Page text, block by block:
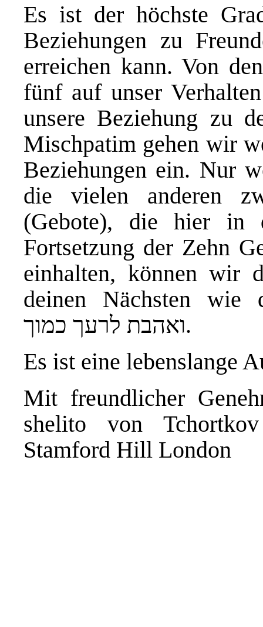
Es ist der höchste
Beziehungen zu
erreichen kann. Von
fünf auf unser
unsere Beziehung zu
Mischpatim gehen wir
Beziehungen ein. Nur
die vielen anderen
(Gebote), die hier in
Fortsetzung der Zehn
einhalten, können wir
deinen Nächsten wie
ואהבת לרעך כמוך.
Es ist eine lebenslange
Mit freundlicher
shelito von
Stamford Hill London